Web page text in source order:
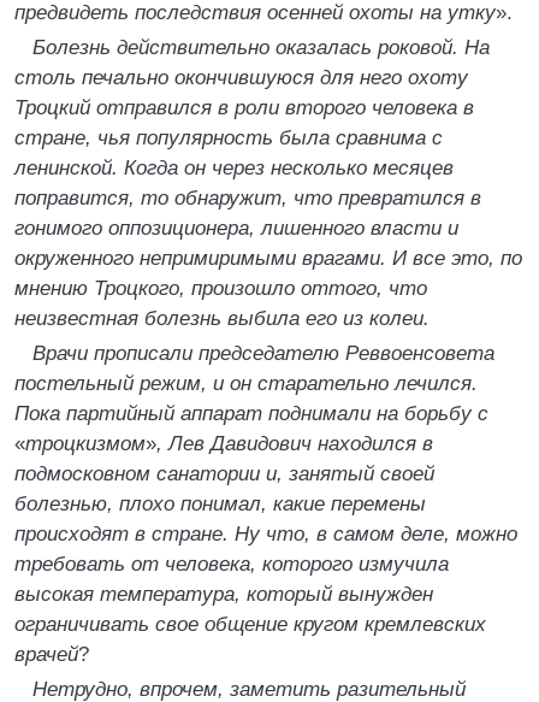
предвидеть последствия осенней охоты на утку».
Болезнь действительно оказалась роковой. На
столь печально окончившуюся для него охоту
Троцкий отправился в роли второго человека в
стране, чья популярность была сравнима с
ленинской. Когда он через несколько месяцев
поправится, то обнаружит, что превратился в
гонимого оппозиционера, лишенного власти и
окруженного непримиримыми врагами. И все это, по
мнению Троцкого, произошло оттого, что
неизвестная болезнь выбила его из колеи.
Врачи прописали председателю Реввоенсовета
постельный режим, и он старательно лечился.
Пока партийный аппарат поднимали на борьбу с
«троцкизмом», Лев Давидович находился в
подмосковном санатории и, занятый своей
болезнью, плохо понимал, какие перемены
происходят в стране. Ну что, в самом деле, можно
требовать от человека, которого измучила
высокая температура, который вынужден
ограничивать свое общение кругом кремлевских
врачей?
Нетрудно, впрочем, заметить разительный